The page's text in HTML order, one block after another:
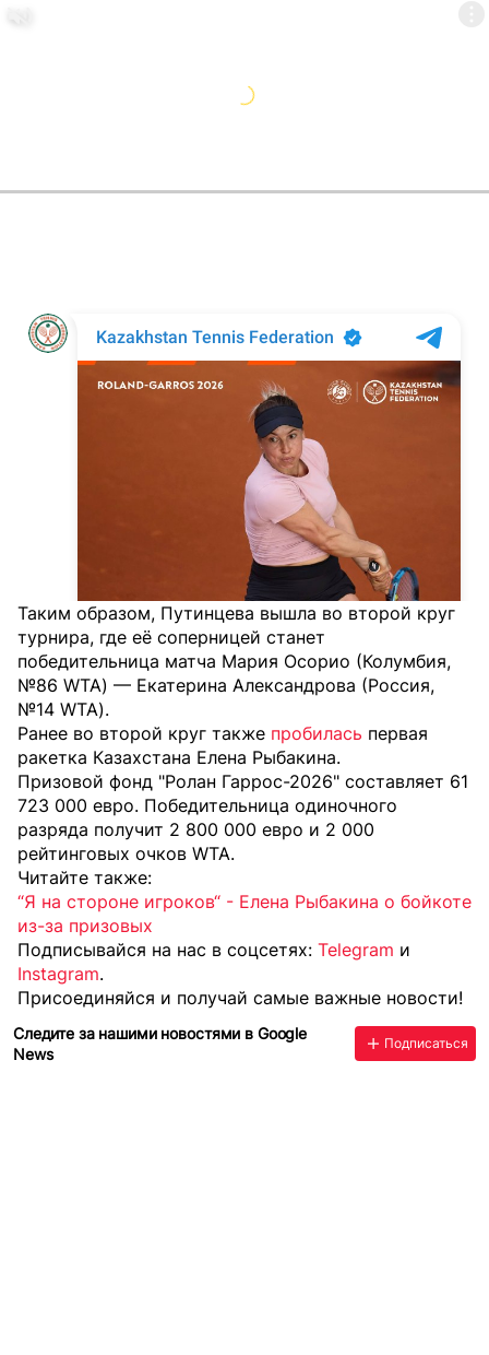
Таким образом, Путинцева вышла во второй круг
турнира, где её соперницей станет
победительница матча Мария Осорио (Колумбия,
№86 WTA) — Екатерина Александрова (Россия,
№14 WTA).
Ранее во второй круг также пробилась первая
ракетка Казахстана Елена Рыбакина.
Призовой фонд "Ролан Гаррос-2026" составляет 61
723 000 евро. Победительница одиночного
разряда получит 2 800 000 евро и 2 000
рейтинговых очков WTA.
Читайте также:
“Я на стороне игроков“ - Елена Рыбакина о бойкоте
из-за призовых
Подписывайся на нас в соцсетях: Telegram и
Instagram.
Присоединяйся и получай самые важные новости!
Следите за нашими новостями в Google
News
Подписаться